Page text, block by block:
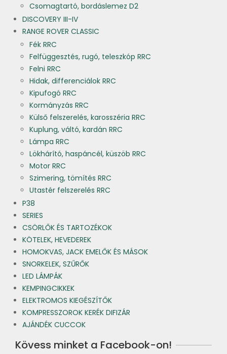
Csomagtartó, bordáslemez D2
DISCOVERY III-IV
RANGE ROVER CLASSIC
Fék RRC
Felfüggesztés, rugó, teleszkóp RRC
Felni RRC
Hidak, differenciálok RRC
Kipufogó RRC
Kormányzás RRC
Külső felszerelés, karosszéria RRC
Kuplung, váltó, kardán RRC
Lámpa RRC
Lökhárító, haspáncél, küszöb RRC
Motor RRC
Szimering, tömítés RRC
Utastér felszerelés RRC
P38
SERIES
CSÖRLŐK ÉS TARTOZÉKOK
KÖTELEK, HEVEDEREK
HOMOKVAS, JACK EMELŐK ÉS MÁSOK
SNORKELEK, SZŰRŐK
LED LÁMPÁK
KEMPINGCIKKEK
ELEKTROMOS KIEGÉSZÍTŐK
KOMPRESSZOROK KERÉK DIFIZÁR
AJÁNDÉK CUCCOK
Kövess minket a Facebook-on!